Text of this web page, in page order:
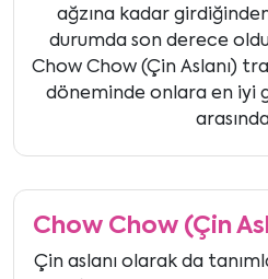
ağzına kadar
durumda son derece
Chow Chow (Çin Aslanı)
döneminde onlara en iyi
Chow Chow (Çin
Çin aslanı olarak da